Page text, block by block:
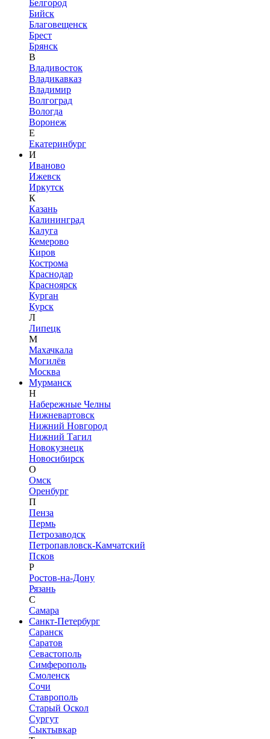
Белгород
Бийск
Благовещенск
Брест
Брянск
В
Владивосток
Владикавказ
Владимир
Волгоград
Вологда
Воронеж
Е
Екатеринбург
И
Иваново
Ижевск
Иркутск
К
Казань
Калининград
Калуга
Кемерово
Киров
Кострома
Краснодар
Красноярск
Курган
Курск
Л
Липецк
М
Махачкала
Могилёв
Москва
Мурманск
Н
Набережные Челны
Нижневартовск
Нижний Новгород
Нижний Тагил
Новокузнецк
Новосибирск
О
Омск
Оренбург
П
Пенза
Пермь
Петрозаводск
Петропавловск-Камчатский
Псков
Р
Ростов-на-Дону
Рязань
С
Самара
Санкт-Петербург
Саранск
Саратов
Севастополь
Симферополь
Смоленск
Сочи
Ставрополь
Старый Оскол
Сургут
Сыктывкар